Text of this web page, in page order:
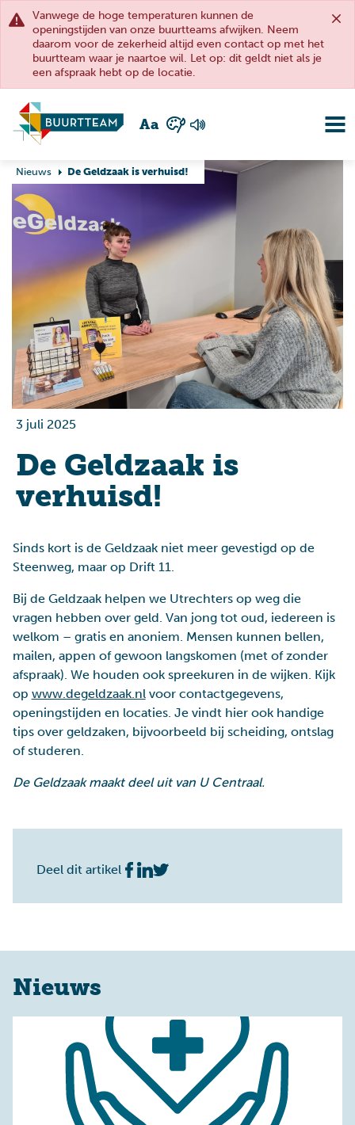
Vanwege de hoge temperaturen kunnen de
openingstijden van onze buurtteams afwijken. Neem
daarom voor de zekerheid altijd even contact op met het
buurtteam waar je naartoe wil. Let op: dit geldt niet als je
een afspraak hebt op de locatie.
Aa
Nieuws De Geldzaak is verhuisd!
3 juli 2025
De Geldzaak is
verhuisd!
Sinds kort is de Geldzaak niet meer gevestigd op de
Steenweg, maar op Drift 11.
Bij de Geldzaak helpen we Utrechters op weg die
vragen hebben over geld. Van jong tot oud, iedereen is
welkom – gratis en anoniem. Mensen kunnen bellen,
mailen, appen of gewoon langskomen (met of zonder
afspraak). We houden ook spreekuren in de wijken. Kijk
op www.degeldzaak.nl voor contactgegevens,
openingstijden en locaties. Je vindt hier ook handige
tips over geldzaken, bijvoorbeeld bij scheiding, ontslag
of studeren.
De Geldzaak maakt deel uit van U Centraal.
Deel dit artikel
Nieuws